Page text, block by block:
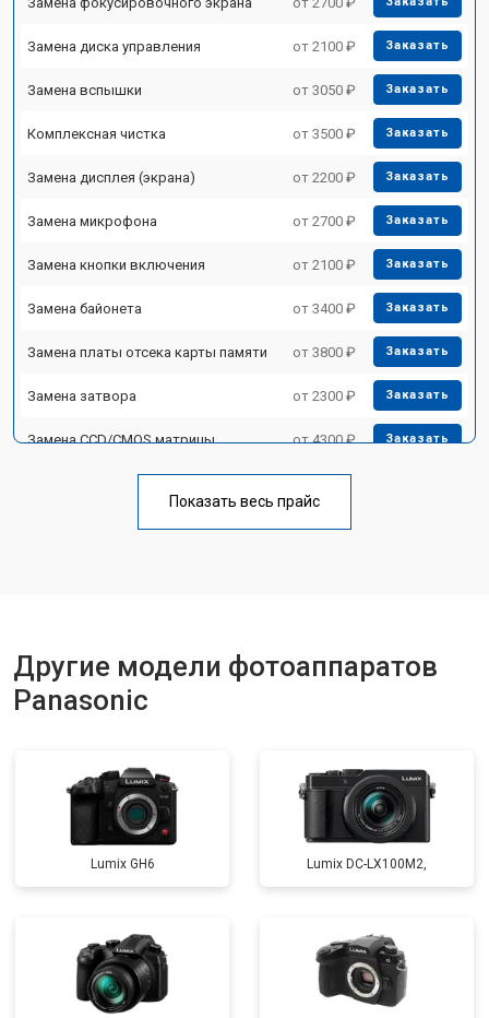
Замена диска управления от 2100 ₽ Заказать
Замена вспышки от 3050 ₽ Заказать
Комплексная чистка от 3500 ₽ Заказать
Замена дисплея (экрана) от 2200 ₽ Заказать
Замена микрофона от 2700 ₽ Заказать
Замена кнопки включения от 2100 ₽ Заказать
Замена байонета от 3400 ₽ Заказать
Замена платы отсека карты памяти от 3800 ₽ Заказать
Замена затвора от 2300 ₽ Заказать
Замена CCD/CMOS матрицы от 4300 ₽ Заказать
Чистка матрицы от 3100 ₽
Показать весь прайс
Другие модели фотоаппаратов
Panasonic
Lumix GH6 Lumix DC-LX100M2,